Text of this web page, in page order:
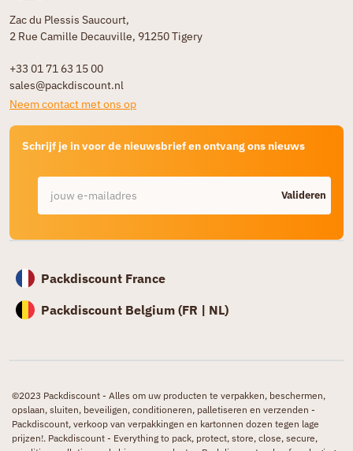
Zac du Plessis Saucourt,
2 Rue Camille Decauville, 91250 Tigery
+33 01 71 63 15 00
sales@packdiscount.nl
Neem contact met ons op
Schrijf je in voor de nieuwsbrief en ontvang ons nieuws
Valideren
Packdiscount France
Packdiscount Belgium (FR | NL)
©2023 Packdiscount - Alles om uw producten te verpakken, beschermen,
opslaan, sluiten, beveiligen, conditioneren, palletiseren en verzenden -
Packdiscount, verkoop van verpakkingen en kartonnen dozen tegen lage
prijzen!. Packdiscount - Everything to pack, protect, store, close, secure,